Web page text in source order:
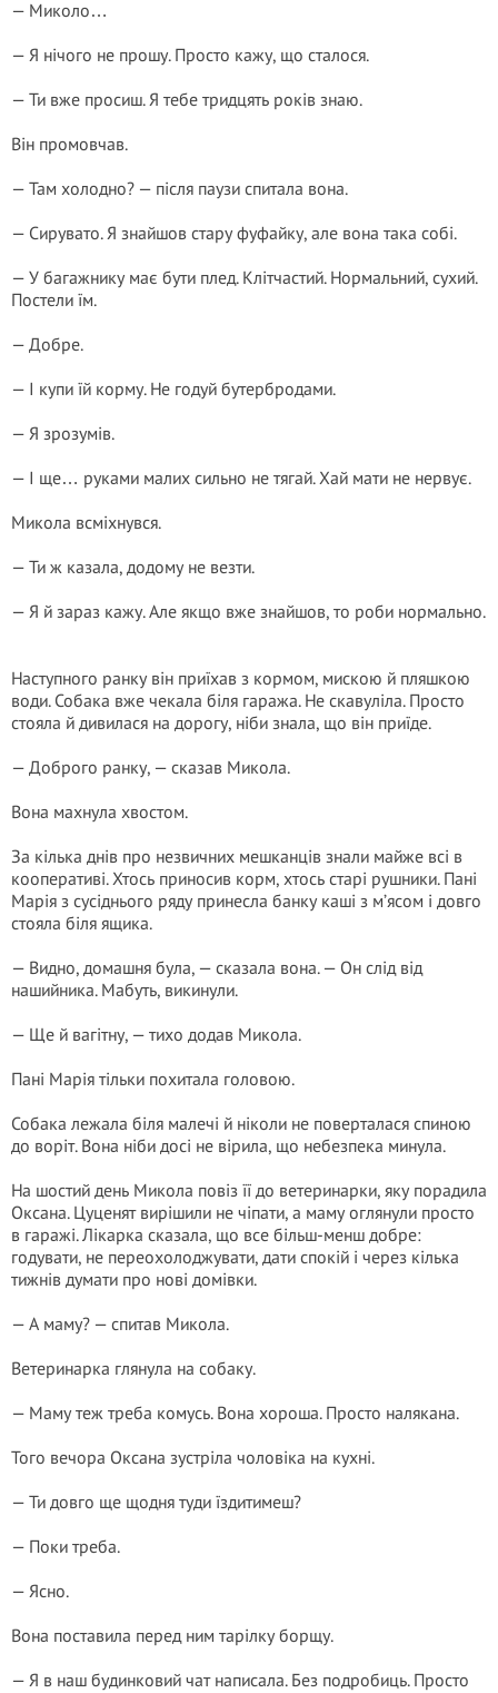
— Миколо…
— Я нічого не прошу. Просто кажу, що сталося.
— Ти вже просиш. Я тебе тридцять років знаю.
Він промовчав.
— Там холодно? — після паузи спитала вона.
— Сирувато. Я знайшов стару фуфайку, але вона така собі.
— У багажнику має бути плед. Клітчастий. Нормальний, сухий.
Постели їм.
— Добре.
— І купи їй корму. Не годуй бутербродами.
— Я зрозумів.
— І ще… руками малих сильно не тягай. Хай мати не нервує.
Микола всміхнувся.
— Ти ж казала, додому не везти.
— Я й зараз кажу. Але якщо вже знайшов, то роби нормально.
Наступного ранку він приїхав з кормом, мискою й пляшкою
води. Собака вже чекала біля гаража. Не скавуліла. Просто
стояла й дивилася на дорогу, ніби знала, що він приїде.
— Доброго ранку, — сказав Микола.
Вона махнула хвостом.
За кілька днів про незвичних мешканців знали майже всі в
кооперативі. Хтось приносив корм, хтось старі рушники. Пані
Марія з сусіднього ряду принесла банку каші з м’ясом і довго
стояла біля ящика.
— Видно, домашня була, — сказала вона. — Он слід від
нашийника. Мабуть, викинули.
— Ще й вагітну, — тихо додав Микола.
Пані Марія тільки похитала головою.
Собака лежала біля малечі й ніколи не поверталася спиною
до воріт. Вона ніби досі не вірила, що небезпека минула.
На шостий день Микола повіз її до ветеринарки, яку порадила
Оксана. Цуценят вирішили не чіпати, а маму оглянули просто
в гаражі. Лікарка сказала, що все більш-менш добре:
годувати, не переохолоджувати, дати спокій і через кілька
тижнів думати про нові домівки.
— А маму? — спитав Микола.
Ветеринарка глянула на собаку.
— Маму теж треба комусь. Вона хороша. Просто налякана.
Того вечора Оксана зустріла чоловіка на кухні.
— Ти довго ще щодня туди їздитимеш?
— Поки треба.
— Ясно.
Вона поставила перед ним тарілку борщу.
— Я в наш будинковий чат написала. Без подробиць. Просто